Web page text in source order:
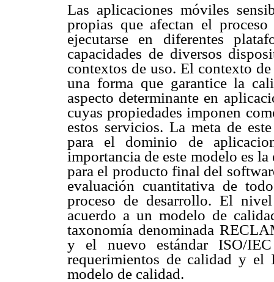
Las aplicaciones móviles
propias que afectan el
ejecutarse en diferentes
capacidades de diversos
contextos de uso. El contexto
una forma que garantice la
aspecto determinante en
cuyas propiedades imponen
estos servicios. La meta de
para el dominio de
importancia de este modelo es
para el producto final del
evaluación cuantitativa de
proceso de desarrollo. El
acuerdo a un modelo de
taxonomía denominada
y el nuevo estándar ISO/
requerimientos de calidad y el
modelo de calidad.